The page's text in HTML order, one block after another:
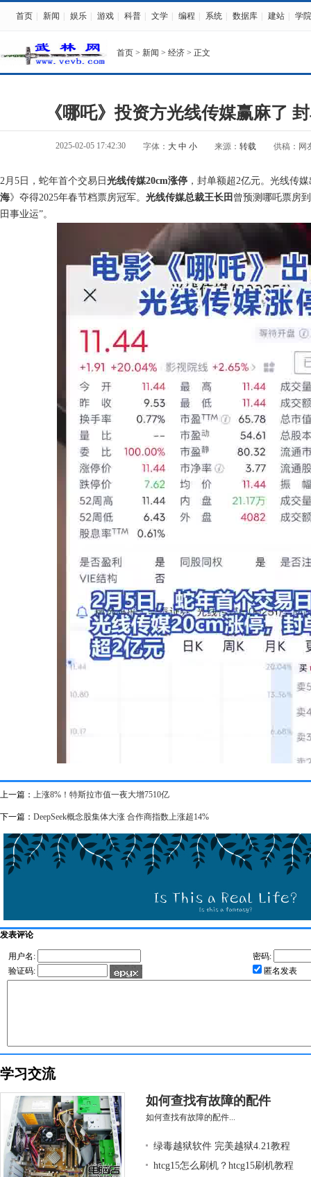
首页 新闻 娱乐 游戏 科普 文学 编程 系统 数据库 建站 学院
首页 > 新闻 > 经济 > 正文
《哪吒》投资方光线传媒赢麻了
2025-02-05 17:42:30 字体： 大 中 小 来源： 转载 供稿：网
2月5日，蛇年首个交易日 光线传媒20cm涨停 ，封单额超2亿元。光线传
海》夺得2025年春节档票房冠军。 光线传媒总裁王长田 曾预测哪吒票房
田事业运”。
上一篇： 上涨8%！特斯拉市值一夜大增7510亿
下一篇： DeepSeek概念股集体大涨 合作商指数上涨超14%
发表评论
用户名:
密码:
验证码:
匿名发表
学习交流
如何查找有故障的配件
如何查找有故障的配件...
绿毒越狱软件 完美越狱4.21教程
htcg15怎么刷机？htcg15刷机教程